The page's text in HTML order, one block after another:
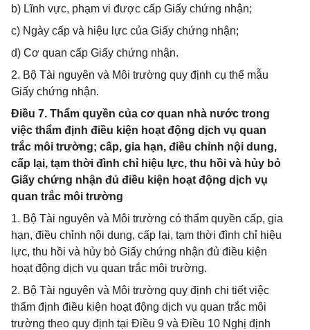
b) Lĩnh vực, phạm vi được cấp Giấy chứng nhận;
c) Ngày cấp và hiệu lực của Giấy chứng nhận;
d) Cơ quan cấp Giấy chứng nhận.
2. Bộ Tài nguyên và Môi trường quy định cụ thể mẫu
Giấy chứng nhận.
Điều 7. Thẩm quyền của cơ quan nhà nước trong
việc thẩm định điều kiện hoạt động dịch vụ quan
trắc môi trường; cấp, gia hạn, điều chỉnh nội dung,
cấp lại, tạm thời đình chỉ hiệu lực, thu hồi và hủy bỏ
Giấy chứng nhận đủ điều kiện hoạt động dịch vụ
quan trắc môi trường
1. Bộ Tài nguyên và Môi trường có thẩm quyền cấp, gia
hạn, điều chỉnh nội dung, cấp lại, tạm thời đình chỉ hiệu
lực, thu hồi và hủy bỏ Giấy chứng nhận đủ điều kiện
hoạt động dịch vụ quan trắc môi trường.
2. Bộ Tài nguyên và Môi trường quy định chi tiết việc
thẩm định điều kiện hoạt động dịch vụ quan trắc môi
trường theo quy định tại Điều 9 và Điều 10 Nghị định